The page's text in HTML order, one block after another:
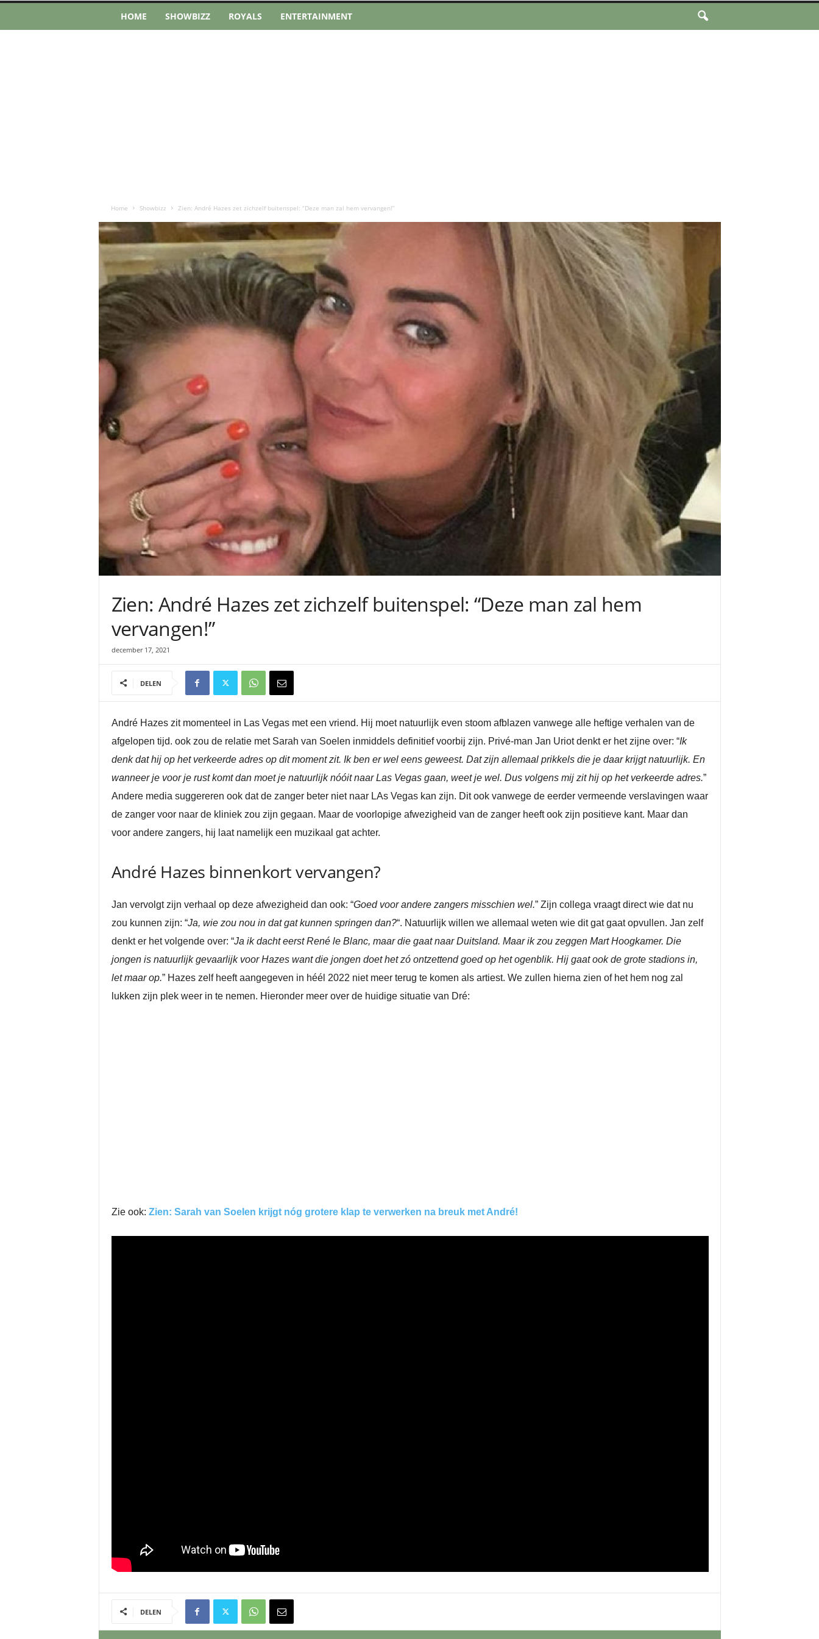
HOME SHOWBIZZ ROYALS ENTERTAINMENT
Home Showbizz Zien: André Hazes zet zichzelf buitenspel: “Deze man zal hem vervangen!”
Zien: André Hazes zet zichzelf buitenspel: “Deze man zal hem
vervangen!”
december 17, 2021
DELEN
André Hazes zit momenteel in Las Vegas met een vriend. Hij moet natuurlijk even stoom afblazen vanwege alle heftige verhalen van de
afgelopen tijd. ook zou de relatie met Sarah van Soelen inmiddels definitief voorbij zijn. Privé-man Jan Uriot denkt er het zijne over: “Ik
denk dat hij op het verkeerde adres op dit moment zit. Ik ben er wel eens geweest. Dat zijn allemaal prikkels die je daar krijgt natuurlijk. En
wanneer je voor je rust komt dan moet je natuurlijk nóóit naar Las Vegas gaan, weet je wel. Dus volgens mij zit hij op het verkeerde adres.”
Andere media suggereren ook dat de zanger beter niet naar LAs Vegas kan zijn. Dit ook vanwege de eerder vermeende verslavingen waar
de zanger voor naar de kliniek zou zijn gegaan. Maar de voorlopige afwezigheid van de zanger heeft ook zijn positieve kant. Maar dan
voor andere zangers, hij laat namelijk een muzikaal gat achter.
André Hazes binnenkort vervangen?
Jan vervolgt zijn verhaal op deze afwezigheid dan ook: “Goed voor andere zangers misschien wel.” Zijn collega vraagt direct wie dat nu
zou kunnen zijn: “Ja, wie zou nou in dat gat kunnen springen dan?“. Natuurlijk willen we allemaal weten wie dit gat gaat opvullen. Jan zelf
denkt er het volgende over: “Ja ik dacht eerst René le Blanc, maar die gaat naar Duitsland. Maar ik zou zeggen Mart Hoogkamer. Die
jongen is natuurlijk gevaarlijk voor Hazes want die jongen doet het zó ontzettend goed op het ogenblik. Hij gaat ook de grote stadions in,
let maar op.” Hazes zelf heeft aangegeven in héél 2022 niet meer terug te komen als artiest. We zullen hierna zien of het hem nog zal
lukken zijn plek weer in te nemen. Hieronder meer over de huidige situatie van Dré:
Zie ook: Zien: Sarah van Soelen krijgt nóg grotere klap te verwerken na breuk met André!
DELEN